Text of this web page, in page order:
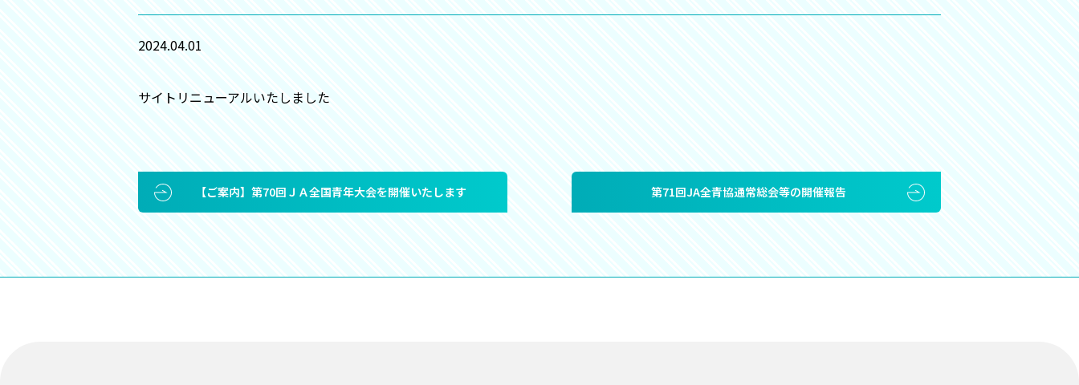
2024.04.01
サイトリニューアルいたしました
【ご案内】第70回ＪＡ全国青年大会を開催いたします 第71回JA全青協通常総会等の開催報告